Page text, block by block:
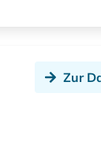
Zur